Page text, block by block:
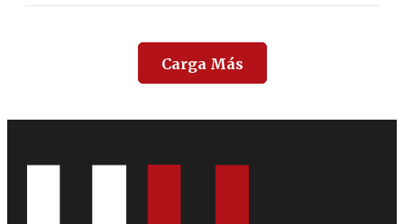
Carga Más